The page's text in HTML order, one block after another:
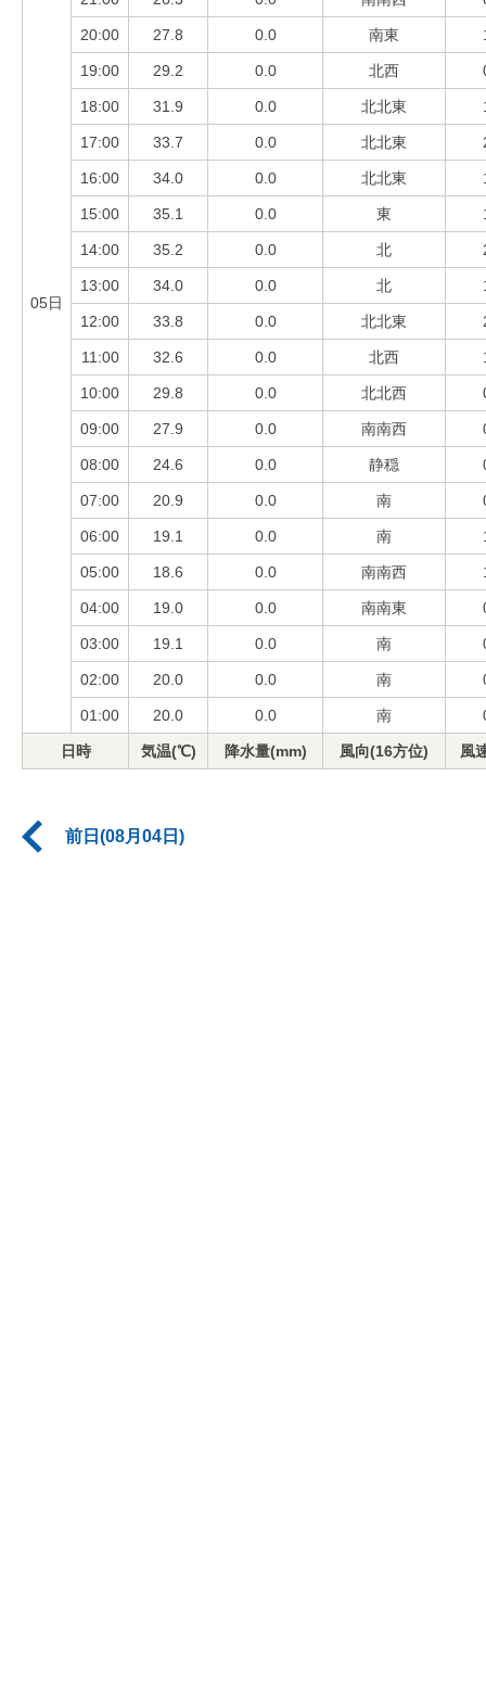
05日
20:00 27.8 0.0 南東
19:00 29.2 0.0 北西
18:00 31.9 0.0 北北東
17:00 33.7 0.0 北北東
16:00 34.0 0.0 北北東
15:00 35.1 0.0 東
14:00 35.2 0.0 北
13:00 34.0 0.0 北
12:00 33.8 0.0 北北東
11:00 32.6 0.0 北西
10:00 29.8 0.0 北北西
09:00 27.9 0.0 南南西
08:00 24.6 0.0 静穏
07:00 20.9 0.0 南
06:00 19.1 0.0 南
05:00 18.6 0.0 南南西
04:00 19.0 0.0 南南東
03:00 19.1 0.0 南
02:00 20.0 0.0 南
01:00 20.0 0.0 南
日時 気温(℃) 降水量(mm) 風向(16方位) 風
前日(08月04日)